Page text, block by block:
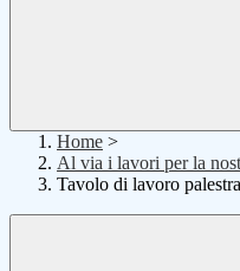
Home >
Al via i lavori per la
Tavolo di lavoro palestra